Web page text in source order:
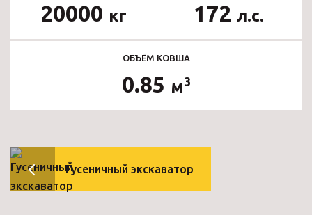
20000 кг 172 л.с.
ОБЪЁМ КОВША
0.85 м3
Гусеничный экскаватор